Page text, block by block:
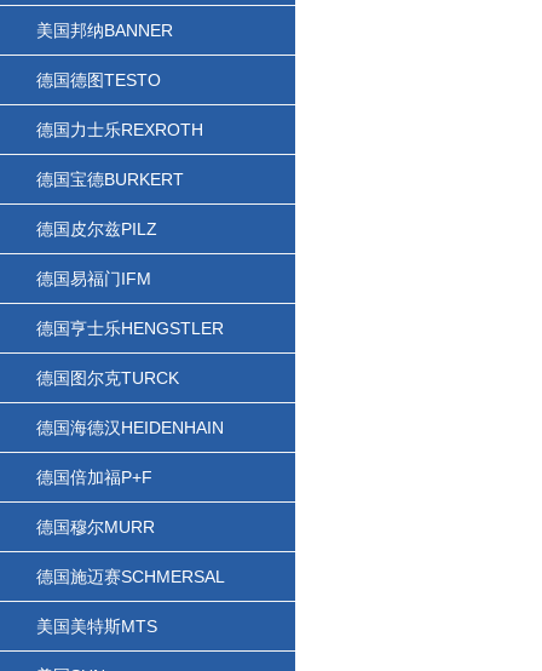
美国邦纳BANNER
德国德图TESTO
德国力士乐REXROTH
德国宝德BURKERT
德国皮尔兹PILZ
德国易福门IFM
德国亨士乐HENGSTLER
德国图尔克TURCK
德国海德汉HEIDENHAIN
德国倍加福P+F
德国穆尔MURR
德国施迈赛SCHMERSAL
美国美特斯MTS